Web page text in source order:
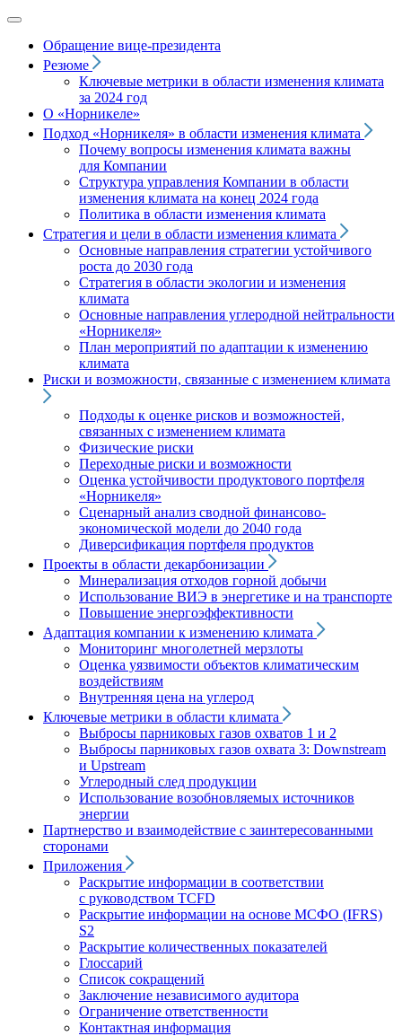
Обращение вице‑президента
Резюме
Ключевые метрики в области изменения климата
за 2024 год
О «Норникеле»
Подход «Норникеля» в области изменения климата
Почему вопросы изменения климата важны
для Компании
Структура управления Компании в области
изменения климата на конец 2024 года
Политика в области изменения климата
Стратегия и цели в области изменения климата
Основные направления стратегии устойчивого
роста до 2030 года
Стратегия в области экологии и изменения
климата
Основные направления углеродной нейтральности
«Норникеля»
План мероприятий по адаптации к изменению
климата
Риски и возможности, связанные с изменением климата
Подходы к оценке рисков и возможностей,
связанных с изменением климата
Физические риски
Переходные риски и возможности
Оценка устойчивости продуктового портфеля
«Норникеля»
Сценарный анализ сводной финансово-
экономической модели до 2040 года
Диверсификация портфеля продуктов
Проекты в области декарбонизации
Минерализация отходов горной добычи
Использование ВИЭ в энергетике и на транспорте
Повышение энергоэффективности
Адаптация компании к изменению климата
Мониторинг многолетней мерзлоты
Оценка уязвимости объектов климатическим
воздействиям
Внутренняя цена на углерод
Ключевые метрики в области климата
Выбросы парниковых газов охватов 1 и 2
Выбросы парниковых газов охвата 3: Downstream
и Upstream
Углеродный след продукции
Использование возобновляемых источников
энергии
Партнерство и взаимодействие с заинтересованными
сторонами
Приложения
Раскрытие информации в соответствии
с руководством TCFD
Раскрытие информации на основе МСФО (IFRS)
S2
Раскрытие количественных показателей
Глоссарий
Список сокращений
Заключение независимого аудитора
Ограничение ответственности
Контактная информация